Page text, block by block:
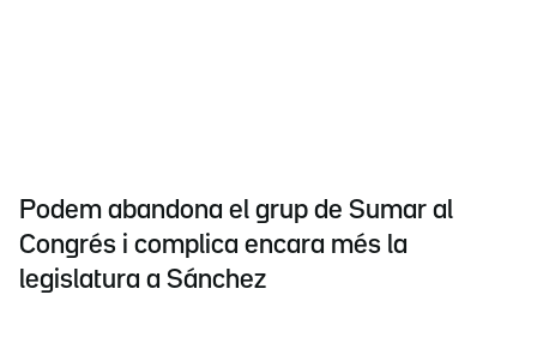
Podem abandona el grup de Sumar al
Congrés i complica encara més la
legislatura a Sánchez